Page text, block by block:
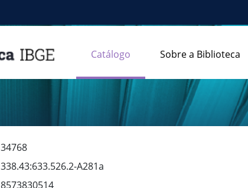
Catálogo Sobre a Biblioteca
34768
338.43:633.526.2-A281a
8573830514